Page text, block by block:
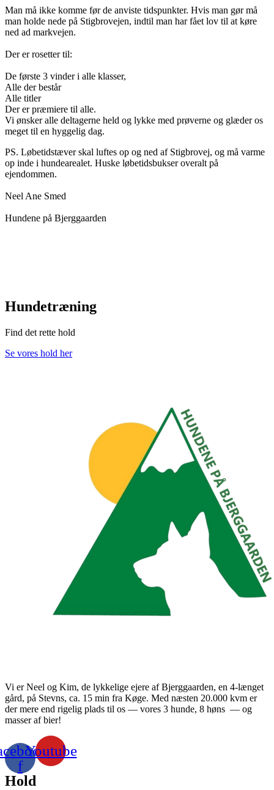
Man må ikke komme før de anviste tidspunkter. Hvis man gør må
man holde nede på Stigbrovejen, indtil man har fået lov til at køre
ned ad markvejen.
Der er rosetter til:
De første 3 vinder i alle klasser,
Alle der består
Alle titler
Der er præmiere til alle.
Vi ønsker alle deltagerne held og lykke med prøverne og glæder os
meget til en hyggelig dag.
PS. Løbetidstæver skal luftes op og ned af Stigbrovej, og må varme
op inde i hundearealet. Huske løbetidsbukser overalt på
ejendommen.
Neel Ane Smed
Hundene på Bjerggaarden
Hundetræning
Find det rette hold
Se vores hold her
Vi er Neel og Kim, de lykkelige ejere af Bjerggaarden, en 4-længet
gård, på Stevns, ca. 15 min fra Køge. Med næsten 20.000 kvm er
der mere end rigelig plads til os — vores 3 hunde, 8 høns — og
masser af bier!
f
Youtube
Hold